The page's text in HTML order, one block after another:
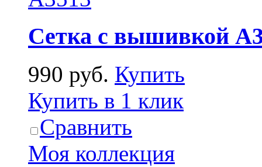
Сетка с вышивкой
990 руб. Купить
Купить в 1 клик
Сравнить
Моя коллекция